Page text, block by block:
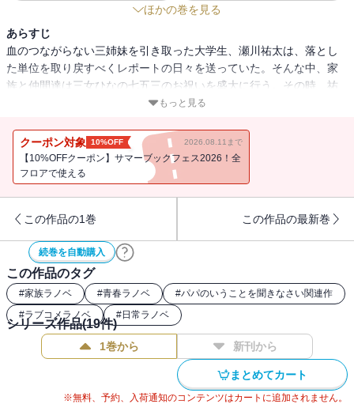
ほかの巻を見る
あらすじ
血のつながらない三姉妹を引き取った大学生、瀬川祐太は、落とし
た単位を取り戻すべくレポートの日々を送っていた。そんな中、家
族と仲間達は三女ひなの七五三のお祝いを盛大に行う。その時、祐
太は次女美羽に七五三の写真がないことに気づい
日々。莱香との初デートをすることになる祐太に春が？ 近づくク
リスマスに姉妹と新米パパの気持ちは微妙にすれ違い伯母さんも交
えて小鳥遊家大騒動のあったかハートフルラブコメ第三幕!!
もっと見る
クーポン対象 10%OFF 2026.08.11まで
【10%OFFクーポン】サマーブックフェス2026！全
フロアで使える
この作品の1巻 この作品の最新巻
続巻を自動購入
この作品のタグ
#家族ラノベ #青春ラノベ #パパのいうことを聞きなさい関連作
#ラブコメラノベ #日常ラノベ
シリーズ作品(19件)
1巻から 新刊から
まとめてカート
※無料、予約、入荷通知のコンテンツはカートに追加されません。